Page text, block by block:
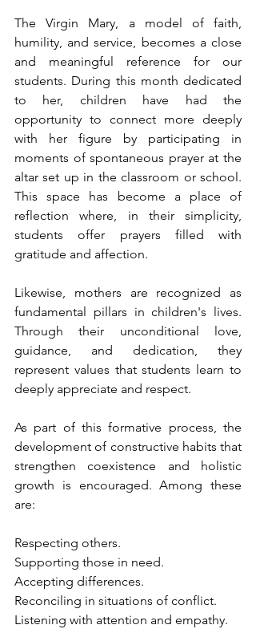
The Virgin Mary, a model of faith,
humility, and service, becomes a close
and meaningful reference for our
students. During this month dedicated
to her, children have had the
opportunity to connect more deeply
with her figure by participating in
moments of spontaneous prayer at the
altar set up in the classroom or school.
This space has become a place of
reflection where, in their simplicity,
students offer prayers filled with
gratitude and affection.
Likewise, mothers are recognized as
fundamental pillars in children's lives.
Through their unconditional love,
guidance, and dedication, they
represent values that students learn to
deeply appreciate and respect.
As part of this formative process, the
development of constructive habits that
strengthen coexistence and holistic
growth is encouraged. Among these
are:
Respecting others.
Supporting those in need.
Accepting differences.
Reconciling in situations of conflict.
Listening with attention and empathy.